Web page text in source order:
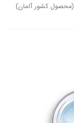
کشور آلمان)